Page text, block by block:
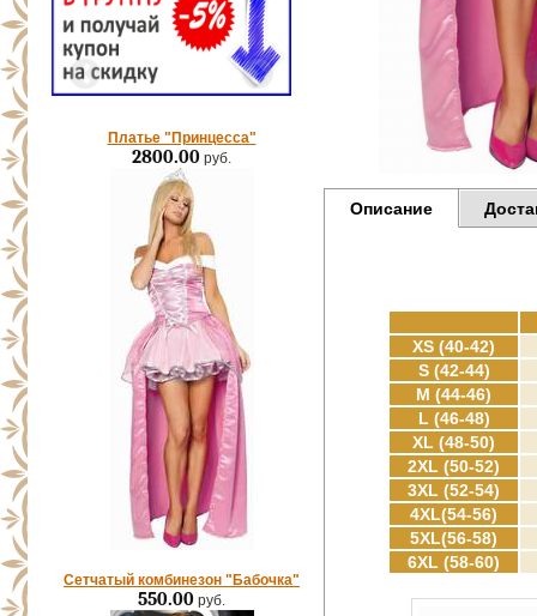
Платье "Принцесса"
2800.00 руб.
Сетчатый комбинезон "Бабочка"
550.00 руб.
Описание
XS (40-42)
S (42-44)
M (44-46)
L (46-48)
XL (48-50)
2XL (50-52)
3XL (52-54)
4XL(54-56)
5XL(56-58)
6XL (58-60)